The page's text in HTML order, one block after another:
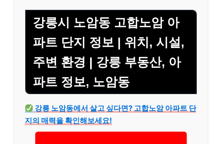
강릉시 노암동 고합노암 아
파트 단지 정보 | 위치, 시설,
주변 환경 | 강릉 부동산, 아
파트 정보, 노암동
강릉 노암동에서 살고 싶다면? 고합노암 아파트 단
지의 매력을 확인해보세요!